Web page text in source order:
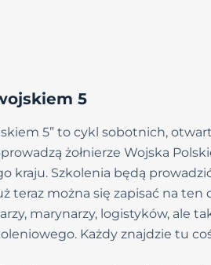
5
5” to cykl sobotnich,
żołnierze Wojska
kraju. Szkolenia będą
teraz można się zapisać na
marynarzy, logistyków, ale
Każdy znajdzie tu